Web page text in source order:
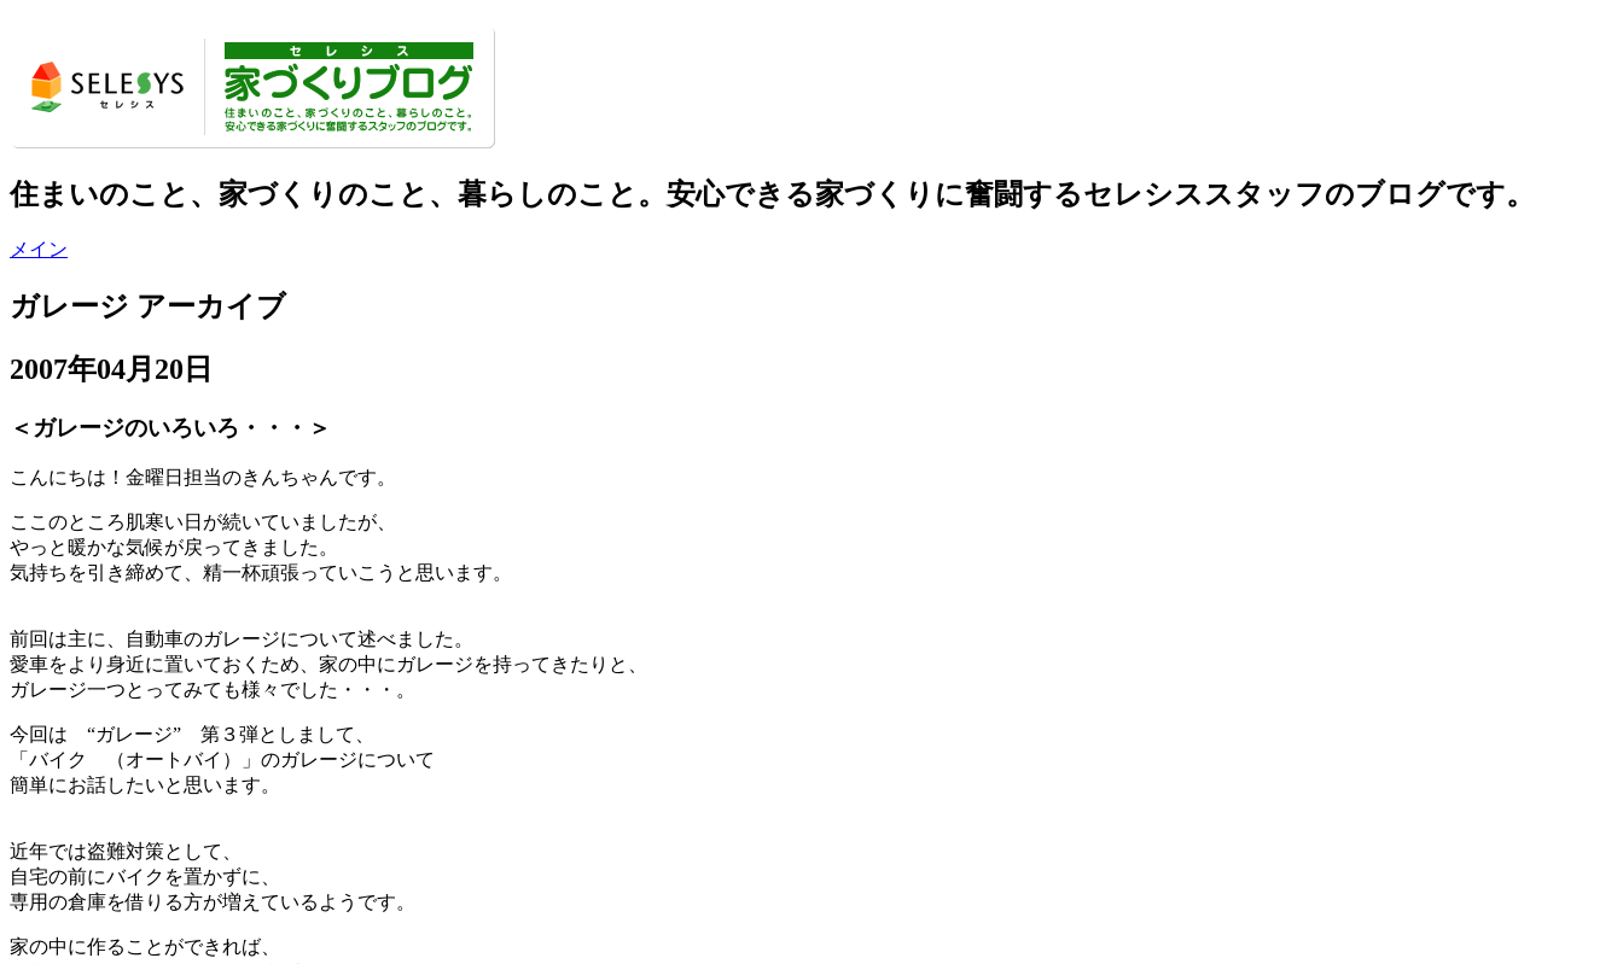
住まいのこと、家づくりのこと、暮らしのこと。安心できる家づくりに奮闘するセレシススタッフのブログです。
メイン
ガレージ アーカイブ
2007年04月20日
＜ガレージのいろいろ・・・＞
こんにちは！金曜日担当のきんちゃんです。
ここのところ肌寒い日が続いていましたが、
やっと暖かな気候が戻ってきました。
気持ちを引き締めて、精一杯頑張っていこうと思います。
前回は主に、自動車のガレージについて述べました。
愛車をより身近に置いておくため、家の中にガレージを持ってきたりと、
ガレージ一つとってみても様々でした・・・。
今回は “ガレージ” 第３弾としまして、
「バイク （オートバイ）」のガレージについて
簡単にお話したいと思います。
近年では盗難対策として、
自宅の前にバイクを置かずに、
専用の倉庫を借りる方が増えているようです。
家の中に作ることができれば、